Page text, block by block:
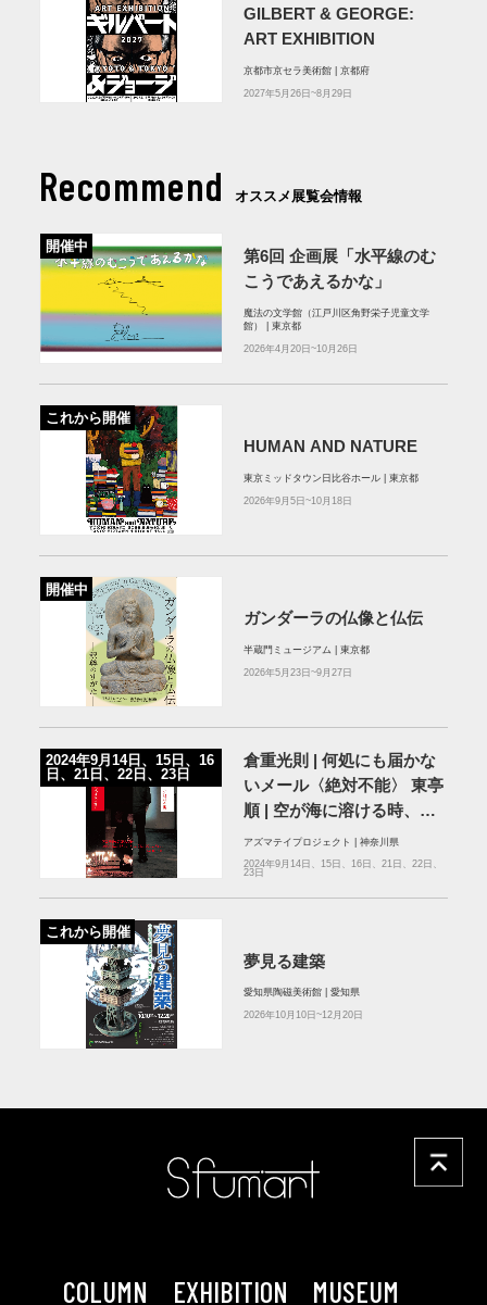
GILBERT & GEORGE:
ART EXHIBITION
京都市京セラ美術館 | 京都府
2027年5月26日~8月29日
Recommend オススメ展覧会情報
開催中
第6回 企画展「水平線のむ
こうであえるかな」
魔法の文学館（江戸川区角野栄子児童文学
館） | 東京都
2026年4月20日~10月26日
これから開催
HUMAN AND NATURE
東京ミッドタウン⽇⽐⾕ホール | 東京都
2026年9月5日~10月18日
開催中
ガンダーラの仏像と仏伝
半蔵門ミュージアム | 東京都
2026年5月23日~9月27日
2024年9月14日、15日、16
日、21日、22日、23日
倉重光則 | 何処にも届かな
いメール〈絶対不能〉 東亭
順 | 空が海に溶ける時、大
地は波に潜る
アズマテイプロジェクト | 神奈川県
2024年9月14日、15日、16日、21日、22日、
23日
これから開催
夢見る建築
愛知県陶磁美術館 | 愛知県
2026年10月10日~12月20日
COLUMN EXHIBITION
MUSEUM